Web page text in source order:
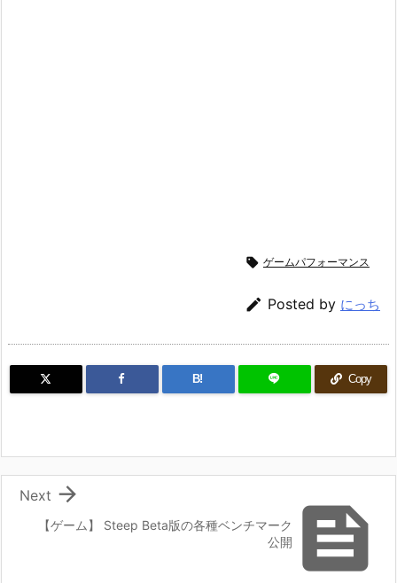
 ゲームパフォーマンス
 Posted by にっち
B! Copy

【ゲーム】 Steep Beta版の各種ベンチマーク
公開

Next